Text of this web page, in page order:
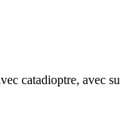
catadioptre, avec